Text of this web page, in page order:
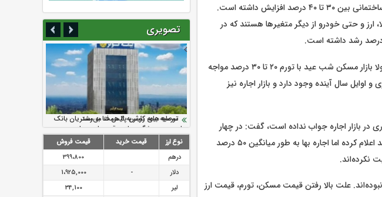
کرباسیان خاطرنشان کرد: در سه ماه گذشته قیمت نهاده‌های ساختمانی بین ۳۰ تا ۴۰ درصد افزایش داشته است.
ارز و حتی خودرو از دیگر متغیرها هستند که در
این عضو هیات رئیسه اتحادیه مشاوران املاک یادآور شد: معمولا بازار مسکن شب عید با تورم ۲۰ تا ۳۰ درصد مواجه
سال آینده وجود دارد و بازار اجاره نیز
بازار اجاره جواب نداده است، گفت: در چهار
سال گذشته دولت نرخ مجاز رشد اجاره بها در تهران را ۲۵ درصد اعلام کرده اما اجاره بها به طور میانگین ۵۰ درصد
نکرده‌اند.
علت بالا رفتن قیمت مسکن، تورم، قیمت ارز
تصویری
ارزش سهام عدالت بالا رفت
سرمایه بیمه کوثر به ۴ همت می‌رسد
نود ثانیه با فولاد سنگان
تقدیر دبیرکل سندیکای بیمه گران ایران از
اقدامات مدیرعامل بیمه رازی
توصیه های رئیس پلیس فتا به مشتریان بانک
ها در مورد پیشگیری از سرقت های مجازی
نوع ارز قیمت خرید
قیمت فروش
درهم
399،800
دلار
-
1،925,000
لیر
34,100